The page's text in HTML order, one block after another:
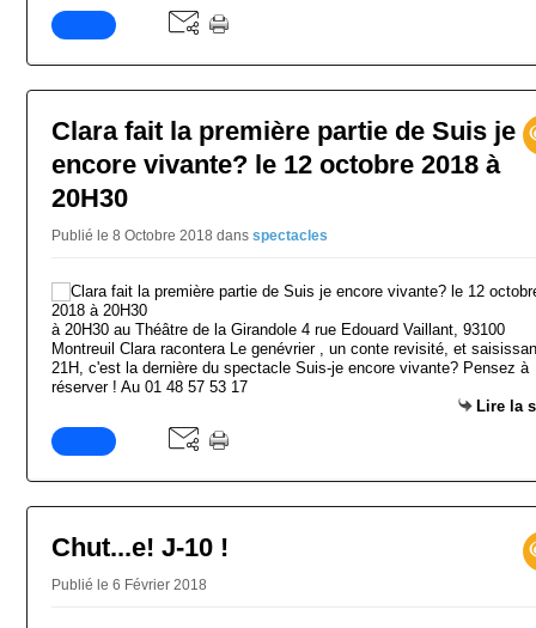
Clara fait la première partie de Suis je
encore vivante? le 12 octobre 2018 à
20H30
Publié le 8 Octobre 2018 dans spectacles
à 20H30 au Théâtre de la Girandole 4 rue Edouard Vaillant, 93100
Montreuil Clara racontera Le genévrier , un conte revisité, et
21H, c'est la dernière du spectacle Suis-je encore vivante? Pensez à
réserver ! Au 01 48 57 53 17
Lire la
Chut...e! J-10 !
Publié le 6 Février 2018